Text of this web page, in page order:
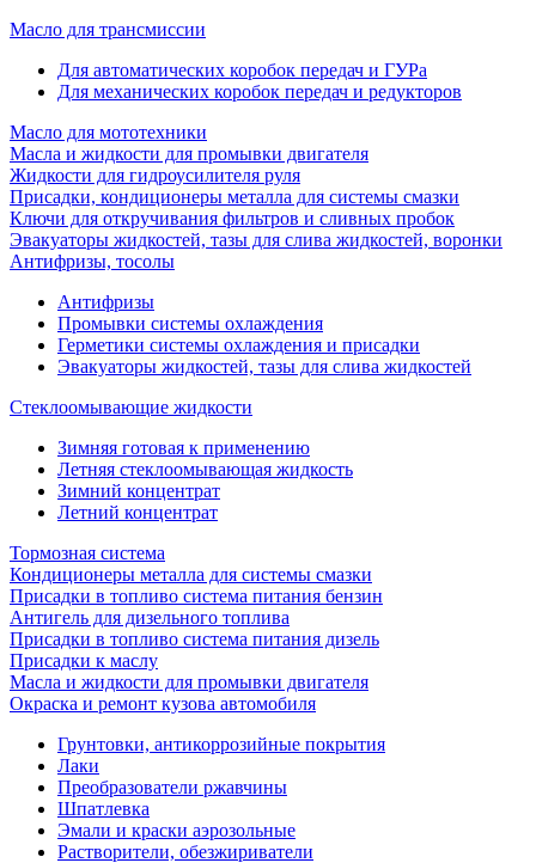
Масло для трансмиссии
Для автоматических коробок передач и ГУРа
Для механических коробок передач и редукторов
Масло для мототехники
Масла и жидкости для промывки двигателя
Жидкости для гидроусилителя руля
Присадки, кондиционеры металла для системы смазки
Ключи для откручивания фильтров и сливных пробок
Эвакуаторы жидкостей, тазы для слива жидкостей, воронки
Антифризы, тосолы
Антифризы
Промывки системы охлаждения
Герметики системы охлаждения и присадки
Эвакуаторы жидкостей, тазы для слива жидкостей
Стеклоомывающие жидкости
Зимняя готовая к применению
Летняя стеклоомывающая жидкость
Зимний концентрат
Летний концентрат
Тормозная система
Кондиционеры металла для системы смазки
Присадки в топливо система питания бензин
Антигель для дизельного топлива
Присадки в топливо система питания дизель
Присадки к маслу
Масла и жидкости для промывки двигателя
Окраска и ремонт кузова автомобиля
Грунтовки, антикоррозийные покрытия
Лаки
Преобразователи ржавчины
Шпатлевка
Эмали и краски аэрозольные
Растворители, обезжириватели